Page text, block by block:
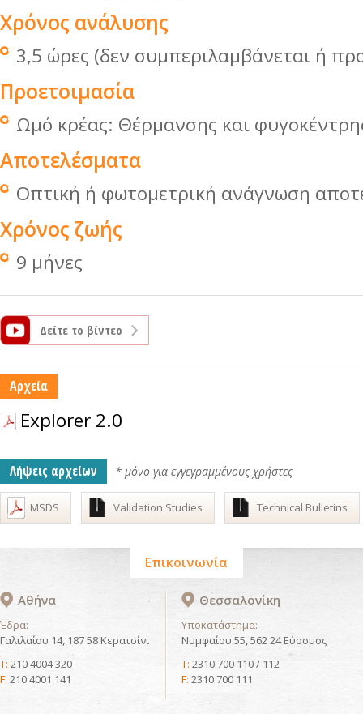
Χρόνος ανάλυσης
3,5 ώρες (δεν συμπεριλαμβάνεται ή
Προετοιμασία
Ωμό κρέας: Θέρμανσης και
Αποτελέσματα
Οπτική ή φωτομετρική ανάγνωση
Χρόνος ζωής
9 μήνες
Δείτε το βίντεο
Αρχεία
Explorer 2.0
Λήψεις αρχείων * μόνο για εγγεγραμμένους χρήστες
MSDS Validation Studies Technical Bulletins
Επικοινωνία
Αθήνα
Έδρα:
Γαλιλαίου 14, 187 58 Κερατσίνι
T: 210 4004 320
F: 210 4001 141
Θεσσαλονίκη
Υποκατάστημα:
Νυμφαίου 55, 562 24 Εύοσμος
T: 2310 700 110 / 112
F: 2310 700 111